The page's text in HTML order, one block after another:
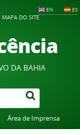
EN ES
MAPA DO SITE
DA BAHIA
Área de Imprensa